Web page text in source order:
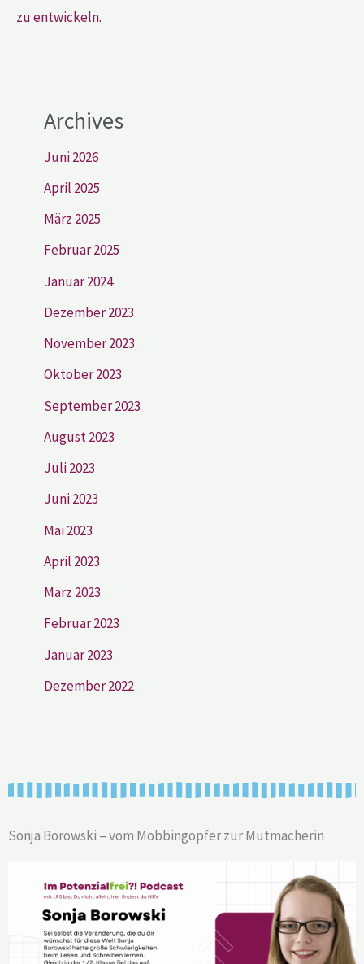
zu entwickeln.
Archives
Juni 2026
April 2025
März 2025
Februar 2025
Januar 2024
Dezember 2023
November 2023
Oktober 2023
September 2023
August 2023
Juli 2023
Juni 2023
Mai 2023
April 2023
März 2023
Februar 2023
Januar 2023
Dezember 2022
Sonja Borowski – vom Mobbingopfer zur Mutmacherin